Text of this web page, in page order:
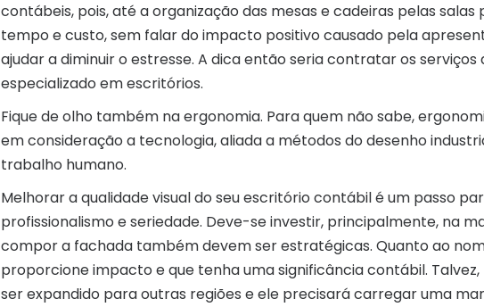
contábeis, pois, até a organização das mesas e cadeiras pelas
tempo e custo, sem falar do impacto positivo causado pela
ajudar a diminuir o estresse. A dica então seria contratar os
especializado em escritórios.
Fique de olho também na ergonomia. Para quem não sabe,
em consideração a tecnologia, aliada a métodos do desenho
trabalho humano.
Melhorar a qualidade visual do seu escritório contábil é um passo
profissionalismo e seriedade. Deve-se investir, principalmente, na
compor a fachada também devem ser estratégicas. Quanto ao
proporcione impacto e que tenha uma significância contábil.
ser expandido para outras regiões e ele precisará carregar uma